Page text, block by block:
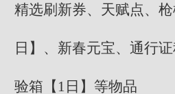
精选刷新券、天赋点、
日】、新春元宝、通行
验箱【1日】等物品